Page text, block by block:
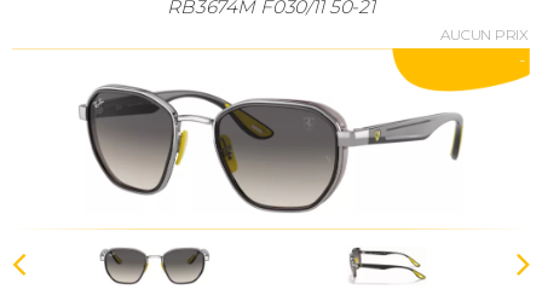
RB3674M F030/11 50-21
AUCUN PRIX
-